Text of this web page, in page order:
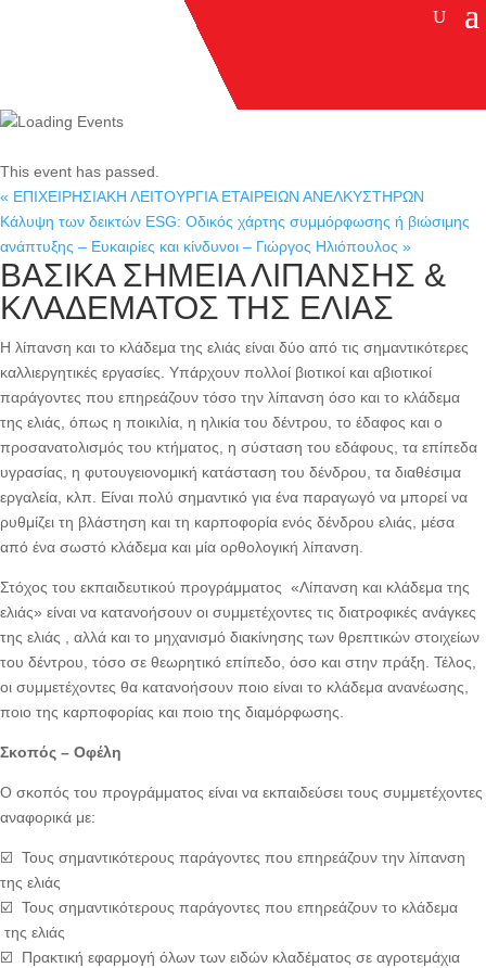
This event has passed.
« ΕΠΙΧΕΙΡΗΣΙΑΚΗ ΛΕΙΤΟΥΡΓΙΑ ΕΤΑΙΡΕΙΩΝ ΑΝΕΛΚΥΣΤΗΡΩΝ
Κάλυψη των δεικτών ESG: Οδικός χάρτης συμμόρφωσης ή βιώσιμης
ανάπτυξης – Ευκαιρίες και κίνδυνοι – Γιώργος Ηλιόπουλος »
ΒΑΣΙΚΑ ΣΗΜΕΙΑ ΛΙΠΑΝΣΗΣ &
ΚΛΑΔΕΜΑΤΟΣ ΤΗΣ ΕΛΙΑΣ
Η λίπανση και το κλάδεμα της ελιάς είναι δύο από τις σημαντικότερες
καλλιεργητικές εργασίες. Υπάρχουν πολλοί βιοτικοί και αβιοτικοί
παράγοντες που επηρεάζουν τόσο την λίπανση όσο και το κλάδεμα
της ελιάς, όπως η ποικιλία, η ηλικία του δέντρου, το έδαφος και ο
προσανατολισμός του κτήματος, η σύσταση του εδάφους, τα επίπεδα
υγρασίας, η φυτουγειονομική κατάσταση του δένδρου, τα διαθέσιμα
εργαλεία, κλπ. Είναι πολύ σημαντικό για ένα παραγωγό να μπορεί να
ρυθμίζει τη βλάστηση και τη καρποφορία ενός δένδρου ελιάς, μέσα
από ένα σωστό κλάδεμα και μία ορθολογική λίπανση.
Στόχος του εκπαιδευτικού προγράμματος «Λίπανση και κλάδεμα της
ελιάς» είναι να κατανοήσουν οι συμμετέχοντες τις διατροφικές ανάγκες
της ελιάς , αλλά και το μηχανισμό διακίνησης των θρεπτικών στοιχείων
του δέντρου, τόσο σε θεωρητικό επίπεδο, όσο και στην πράξη. Τέλος,
οι συμμετέχοντες θα κατανοήσουν ποιο είναι το κλάδεμα ανανέωσης,
ποιο της καρποφορίας και ποιο της διαμόρφωσης.
Σκοπός – Οφέλη
Ο σκοπός του προγράμματος είναι να εκπαιδεύσει τους συμμετέχοντες
αναφορικά με:
☑️ Τους σημαντικότερους παράγοντες που επηρεάζουν την λίπανση
της ελιάς
☑️ Τους σημαντικότερους παράγοντες που επηρεάζουν το κλάδεμα
της ελιάς
☑️ Πρακτική εφαρμογή όλων των ειδών κλαδέματος σε αγροτεμάχια